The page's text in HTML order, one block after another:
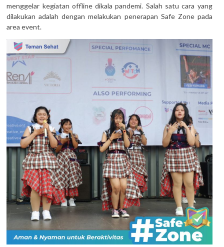
menggelar kegiatan offline dikala pandemi. Salah satu cara yang
dilakukan adalah dengan melakukan penerapan Safe Zone pada
area event.